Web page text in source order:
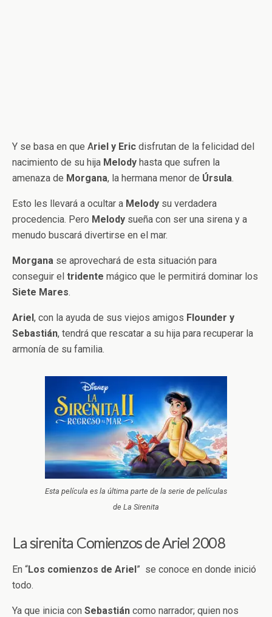
Y se basa en que Ariel y Eric disfrutan de la felicidad del
nacimiento de su hija Melody hasta que sufren la
amenaza de Morgana, la hermana menor de Úrsula.
Esto les llevará a ocultar a Melody su verdadera
procedencia. Pero Melody sueña con ser una sirena y a
menudo buscará divertirse en el mar.
Morgana se aprovechará de esta situación para
conseguir el tridente mágico que le permitirá dominar los
Siete Mares.
Ariel, con la ayuda de sus viejos amigos Flounder y
Sebastián, tendrá que rescatar a su hija para recuperar la
armonía de su familia.
Esta película es la última parte de la serie de películas
de La Sirenita
La sirenita Comienzos de Ariel 2008
En “Los comienzos de Ariel” se conoce en donde inició
todo.
Ya que inicia con Sebastián como narrador; quien nos